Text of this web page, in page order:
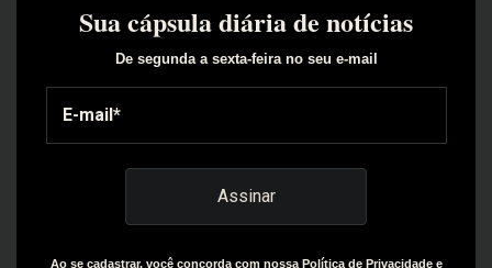
Sua cápsula diária de notícias
De segunda a sexta-feira no seu e-mail
Ao se cadastrar, você concorda com nossa Política de Privacidade e